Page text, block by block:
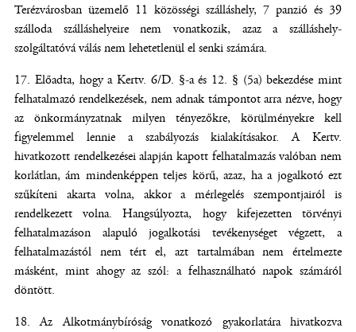
Terézvárosban üzemelő 11 közösségi szálláshely, 7 panzió és 39
szálloda szálláshelyeire nem vonatkozik, azaz a szálláshely-
szolgáltatóvá válás nem lehetetlenül el senki számára.
Előadta, hogy a Kertv. 6/D. §-a és 12. § (5a) bekezdése mint
felhatalmazó rendelkezések, nem adnak támpontot arra nézve, hogy
az önkormányzatnak milyen tényezőkre, körülményekre kell
figyelemmel lennie a szabályozás kialakításakor. A Kertv.
hivatkozott rendelkezései alapján kapott felhatalmazás valóban nem
korlátlan, ám mindenképpen teljes körű, azaz, ha a jogalkotó ezt
szűkíteni akarta volna, akkor a mérlegelés szempontjairól is
rendelkezett volna. Hangsúlyozta, hogy kifejezetten törvényi
felhatalmazáson alapuló jogalkotási tevékenységet végzett, a
felhatalmazástól nem tért el, azt tartalmában nem értelmezte
másként, mint ahogy az szól: a felhasználható napok számáról
döntött.
Az Alkotmánybíróság vonatkozó gyakorlatára hivatkozva